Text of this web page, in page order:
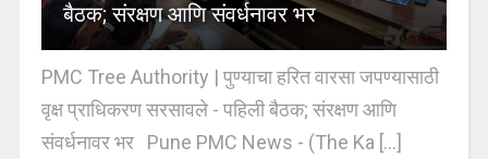
बैठक; संरक्षण आणि संवर्धनावर भर
PMC Tree Authority | पुण्याचा हरित वारसा जपण्यासाठी
वृक्ष प्राधिकरण सरसावले - पहिली बैठक; संरक्षण आणि
संवर्धनावर भर Pune PMC News - (The Ka [...]